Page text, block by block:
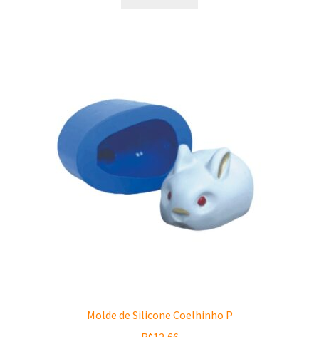
Molde de Silicone Coelhinho P